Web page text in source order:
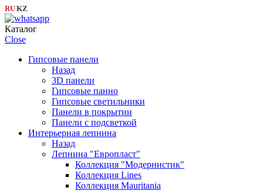
RU|KZ
Каталог
Close
Гипсовые панели
Назад
3D панели
Гипсовые панно
Гипсовые светильники
Панели в покрытии
Панели с подсветкой
Интерьерная лепнина
Назад
Лепнина "Европласт"
Коллекция "Модернистик"
Коллекция Lines
Коллекция Mauritania